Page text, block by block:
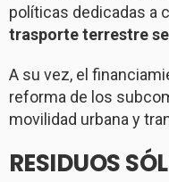
políticas dedicadas a
trasporte terrestre
A su vez, el
reforma de los
movilidad urbana y
RESIDUOS